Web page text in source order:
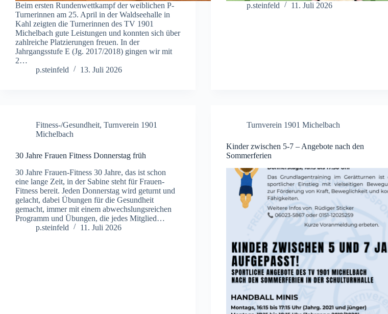
Beim ersten Rundenwettkampf der weiblichen P-
Turnerinnen am 25. April in der Waldseehalle in
Kahl zeigten die Turnerinnen des TV 1901
Michelbach gute Leistungen und konnten sich über
zahlreiche Platzierungen freuen. In der
Jahrgangsstufe E (Jg. 2017/2018) gingen wir mit
2…
p.steinfeld
13. Juli 2026
p.steinfeld 11. Juli 2026
Fitness-/Gesundheit, Turnverein 1901
Michelbach
30 Jahre Frauen Fitness Donnerstag früh
30 Jahre Frauen-Fitness 30 Jahre, das ist schon
eine lange Zeit, in der Sabine steht für Frauen-
Fitness bereit. Jeden Donnerstag wird geturnt und
gelacht, dabei Übungen für die Gesundheit
gemacht, immer mit einem abwechslungsreichen
Programm und Übungen, die jedes Mitglied…
p.steinfeld
11. Juli 2026
Turnverein 1901 Michelbach
Kinder zwischen 5-7 – Angebote nach den
Sommerferien